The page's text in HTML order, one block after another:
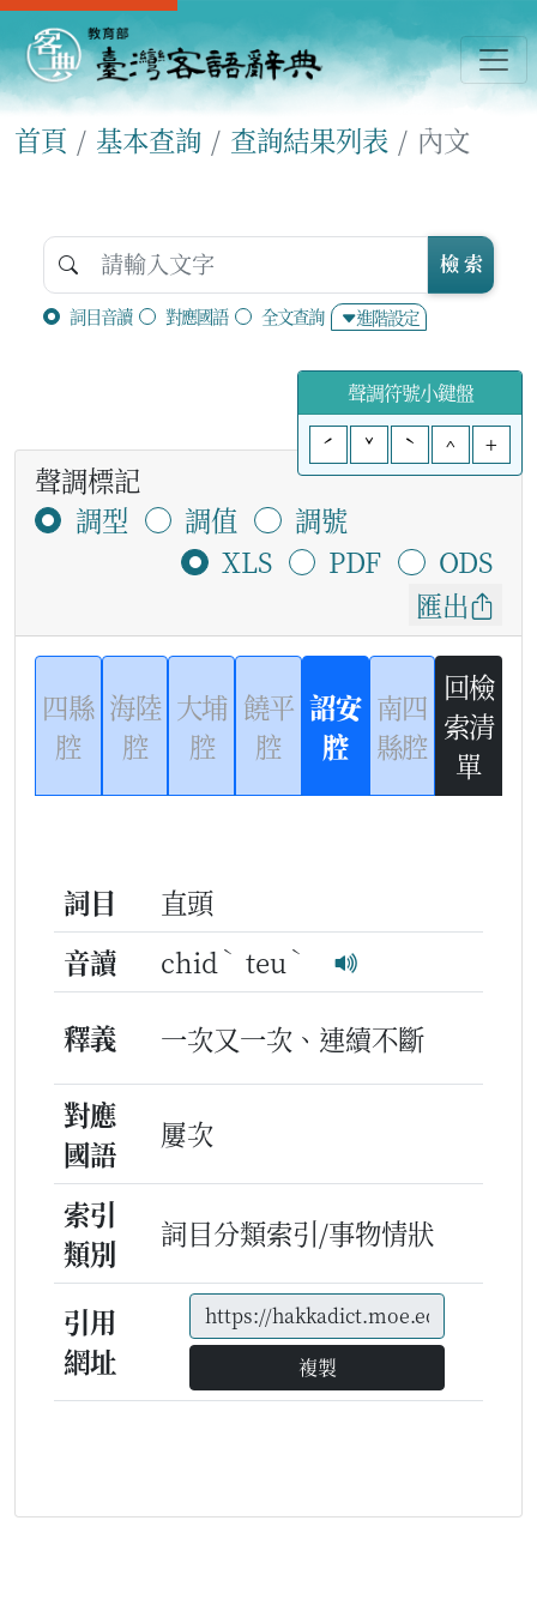
首頁 基本查詢 查詢結果列表 內文
詞目音讀 對應國語 全文查詢 進階設定
檢 索
聲調符號小鍵盤
ˊ
ˇ ˋ ^ +
聲調標記
調型
調值
調號
XLS
PDF
ODS
匯出
四縣
腔
海陸
腔
大埔
腔
饒平
腔
詔安
腔
南四
縣腔
回檢
索清
單
詞目
直頭
音讀
chid ˋ teu ˋ
釋義
一次又一次、連續不斷
對應
國語
屢次
索引
類別
詞目分類索引/事物情狀
引用
網址
複製